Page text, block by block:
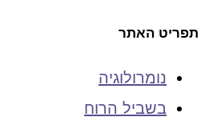
תפריט האתר
נומרולוגיה
בשביל הרוח